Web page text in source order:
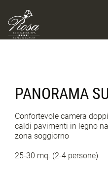
PANORAMA
Confortevole camera
caldi pavimenti in legno
zona soggiorno
25-30 mq. (2-4 persone)